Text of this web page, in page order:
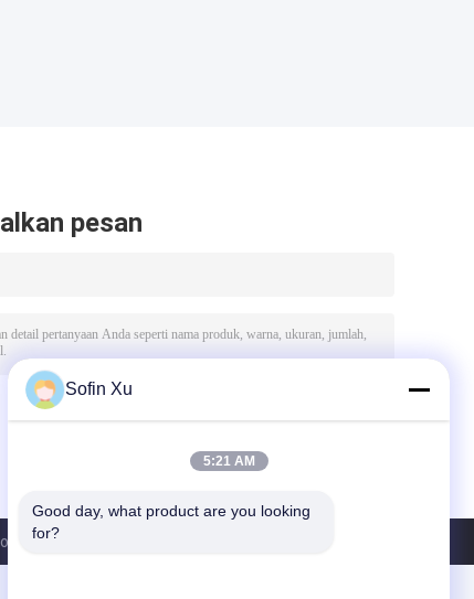
pesan
Co., Ltd.. All Rights Reserved.
Sofin Xu
5:21 AM
Good day, what product are you looking
for?